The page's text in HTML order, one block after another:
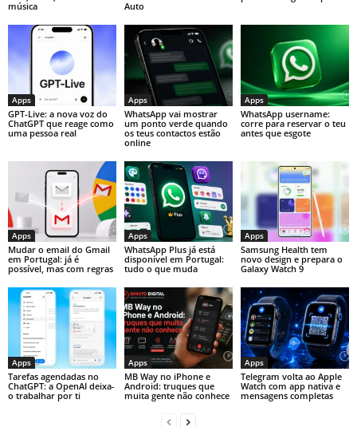
música
Auto
Apps
GPT-Live: a nova voz do
ChatGPT que reage como
uma pessoa real
Apps
WhatsApp vai mostrar
um ponto verde quando
os teus contactos estão
online
Apps
WhatsApp username:
corre para reservar o teu
antes que esgote
Apps
Mudar o email do Gmail
em Portugal: já é
possível, mas com regras
Apps
WhatsApp Plus já está
disponível em Portugal:
tudo o que muda
Apps
Samsung Health tem
novo design e prepara o
Galaxy Watch 9
Apps
Tarefas agendadas no
ChatGPT: a OpenAI deixa-
o trabalhar por ti
Apps
MB Way no iPhone e
Android: truques que
muita gente não conhece
Apps
Telegram volta ao Apple
Watch com app nativa e
mensagens completas